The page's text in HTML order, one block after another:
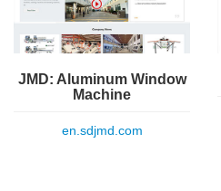
JMD: Aluminum Window
Machine
en.sdjmd.com